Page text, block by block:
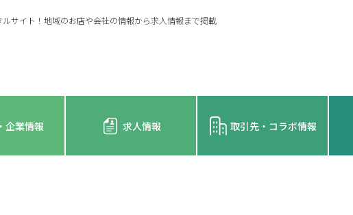
サイト！地域のお店や会社の情報から求人情報まで掲載
企業情報 求人情報 取引先・コラボ情報